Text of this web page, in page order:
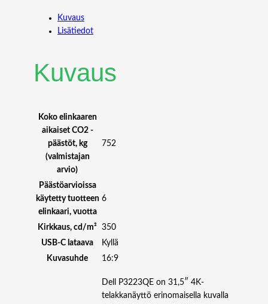
V
O
Kuvaus
Lisätiedot
Kuvaus
Koko elinkaaren
aikaiset CO2 -
päästöt, kg
(valmistajan
arvio)
752
Päästöarvioissa
käytetty tuotteen
elinkaari, vuotta
6
Kirkkaus, cd/m² 350
USB-C lataava
Kyllä
Kuvasuhde
16:9
Dell P3223QE on 31,5″ 4K-
telakkanäyttö erinomaisella kuvalla